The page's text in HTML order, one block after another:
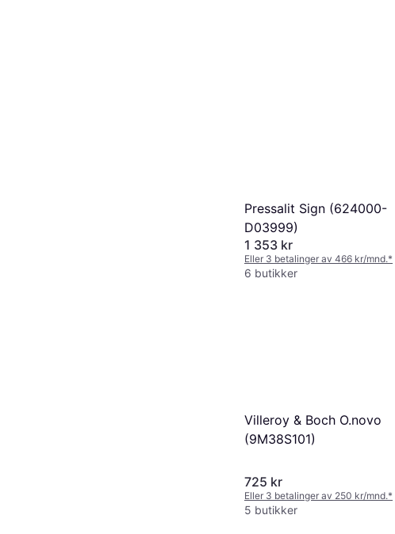
Pressalit Sign (624000-
D03999)
1 353 kr
Eller 3 betalinger av 466 kr/mnd.*
6 butikker
Villeroy & Boch O.novo
(9M38S101)
725 kr
Eller 3 betalinger av 250 kr/mnd.*
5 butikker